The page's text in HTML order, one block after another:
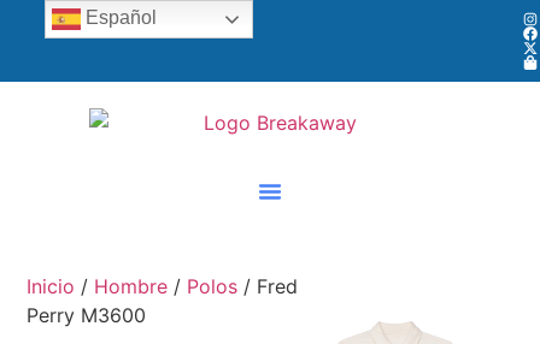
Inicio / Hombre / Polos / Fred
Perry M3600
Español